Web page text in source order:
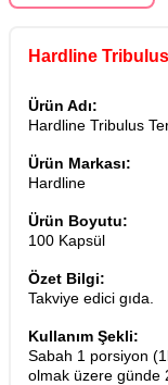
Hardline
Ürün Adı:
Hardline Tribulus
Ürün Markası:
Hardline
Ürün Boyutu:
100 Kapsül
Özet Bilgi:
Takviye edici gıda.
Kullanım Şekli:
Sabah 1 porsiyon
olmak üzere günde